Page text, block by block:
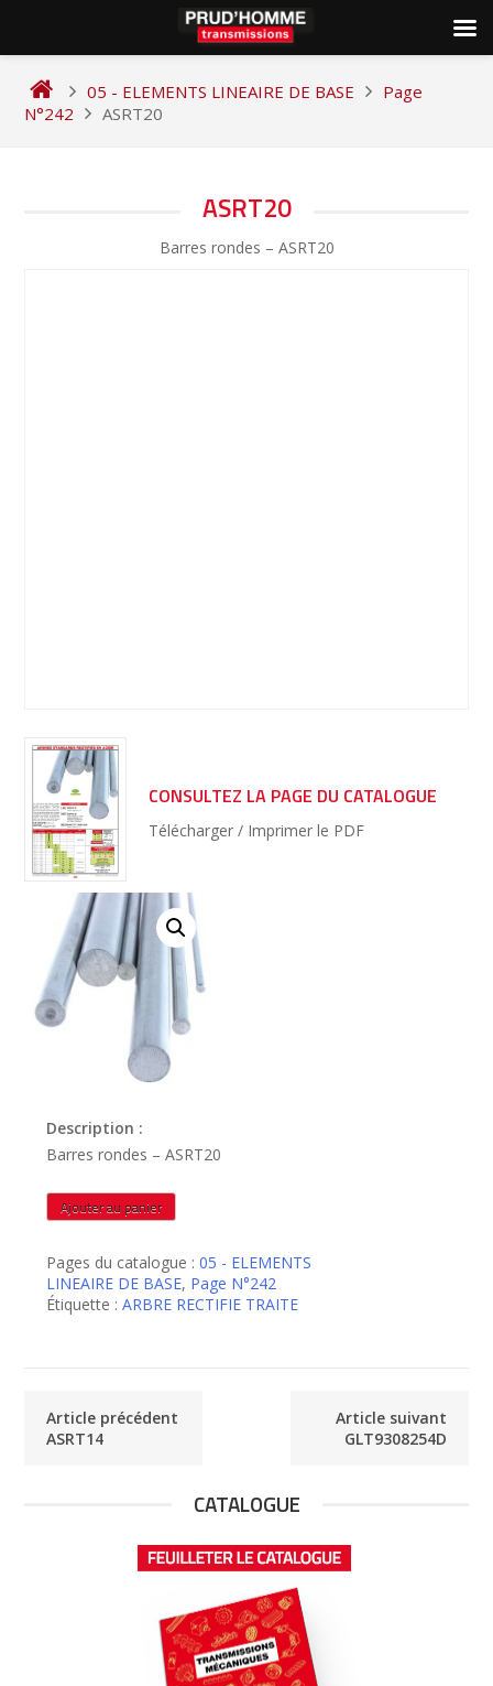
content
05 - ELEMENTS LINEAIRE DE BASE
Page
N°242
ASRT20
ASRT20
Barres rondes – ASRT20
CONSULTEZ LA PAGE DU CATALOGUE
Télécharger / Imprimer le PDF
Description :
Barres rondes – ASRT20
quantité
de
Ajouter au panier
Pages du catalogue :05 - ELEMENTS
LINEAIRE DE BASE, Page N°242
Étiquette :ARBRE RECTIFIE TRAITE
Article précédent
ASRT14
Article suivant
GLT9308254D
CATALOGUE